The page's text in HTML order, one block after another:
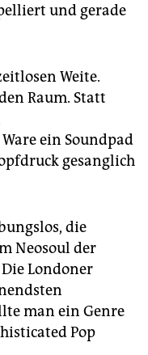
und gerade
Weite.
Raum. Statt
ein Soundpad
gesanglich
die
Neosoul der
Londoner
man ein Genre
Pop